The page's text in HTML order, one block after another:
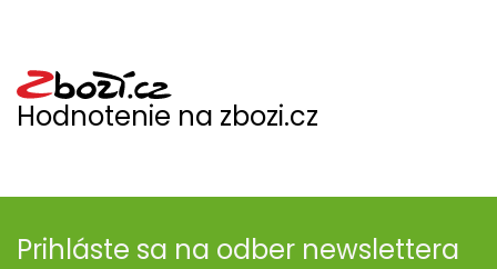
Hodnotenie na zbozi.cz
Prihláste sa na odber newslettera